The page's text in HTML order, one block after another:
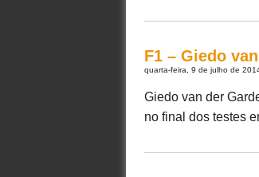
F1 – Giedo
quarta-feira, 9 de julho de
Giedo van der
no final dos testes